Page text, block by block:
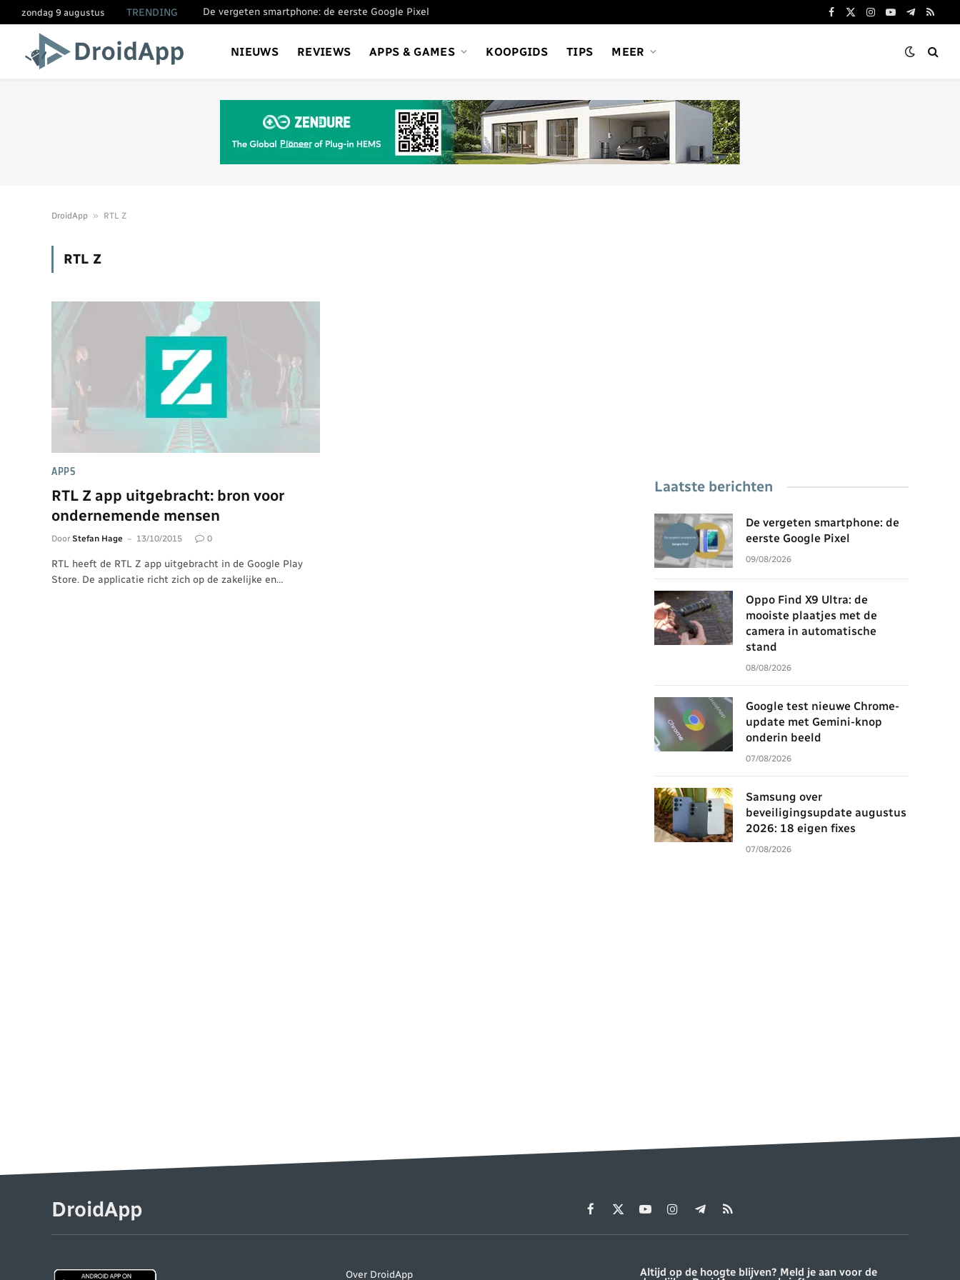
zondag 9 augustus TRENDING De vergeten smartphone: de eerste Google Pixel
Facebook
X
Instagram
YouTube
Telegram
RSS
NIEUWS REVIEWS APPS & GAMES KOOPGIDS TIPS MEER
DroidApp » RTL Z
RTL Z
APPS
RTL Z app uitgebracht: bron voor
ondernemende mensen
Door Stefan Hage 13/10/2015 0
RTL heeft de RTL Z app uitgebracht in de Google Play
Store. De applicatie richt zich op de zakelijke en…
Laatste berichten
De vergeten smartphone: de
eerste Google Pixel
09/08/2026
Oppo Find X9 Ultra: de
mooiste plaatjes met de
camera in automatische
stand
08/08/2026
Google test nieuwe Chrome-
update met Gemini-knop
onderin beeld
07/08/2026
Samsung over
beveiligingsupdate augustus
2026: 18 eigen fixes
07/08/2026
DroidApp Facebook
X
YouTubeInstagramTelegram
RSS
Over DroidApp Altijd op de hoogte blijven? Meld je aan voor de